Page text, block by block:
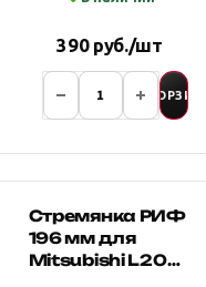
шириной 50 мм
390 руб./шт
В КОРЗИНУ
Стремянка РИФ
196 мм для
Mitsubishi L200